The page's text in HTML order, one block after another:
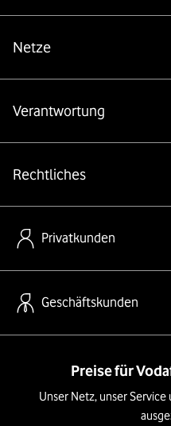
Netze
Verantwortung
Rechtliches
Privatkunden
Geschäftskunden
Preise für
Unser Netz, unser